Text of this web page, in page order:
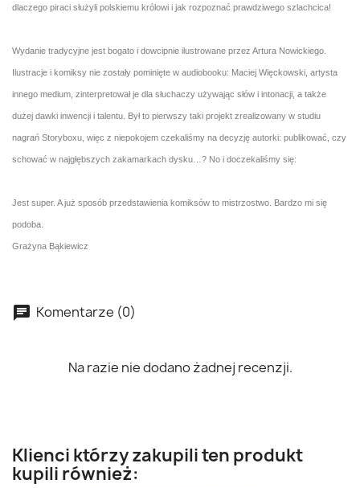
dlaczego piraci służyli polskiemu królowi i jak rozpoznać prawdziwego szlachcica!
Wydanie tradycyjne jest bogato i dowcipnie ilustrowane przez Artura Nowickiego.
Ilustracje i komiksy nie zostały pominięte w audiobooku: Maciej Więckowski, artysta
innego medium, zinterpretował je dla słuchaczy używając słów i intonacji, a także
dużej dawki inwencji i talentu. Był to pierwszy taki projekt zrealizowany w studiu
nagrań Storyboxu, więc z niepokojem czekaliśmy na decyzję autorki: publikować, czy
schować w najgłębszych zakamarkach dysku…? No i doczekaliśmy się:
Jest super. A już sposób przedstawienia komiksów to mistrzostwo. Bardzo mi się
podoba.
Grażyna Bąkiewicz
Komentarze (0)
Na razie nie dodano żadnej recenzji.
Klienci którzy zakupili ten produkt
kupili również: